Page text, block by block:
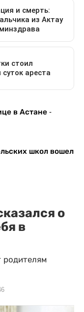
в Астане -
школ вошел
о
в
родителям